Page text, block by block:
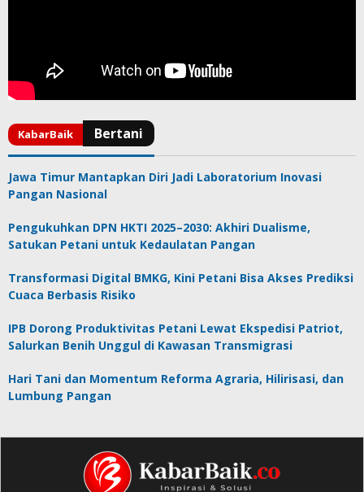
Jawa Timur Mantapkan Diri Jadi Laboratorium Inovasi
Pangan Nasional
Pengukuhkan DPN HKTI 2025–2030: Akhiri Dualisme,
Satukan Petani untuk Kedaulatan Pangan
Transformasi Digital BMKG, Kini Petani Bisa Akses Prediksi
Cuaca Berbasis Risiko
IPB Dorong Produktivitas Petani Lewat Ekspedisi Patriot,
Salurkan Benih Unggul di Kawasan Transmigrasi
Hari Tani dan Momentum Reforma Agraria, Hilirisasi, dan
Lumbung Pangan